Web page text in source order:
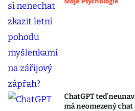
ChatGPT teď
má neomezený chat